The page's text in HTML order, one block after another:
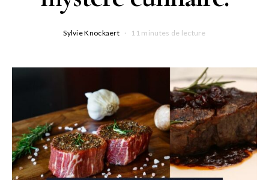
Sylvie Knockaert 11 minutes de lecture